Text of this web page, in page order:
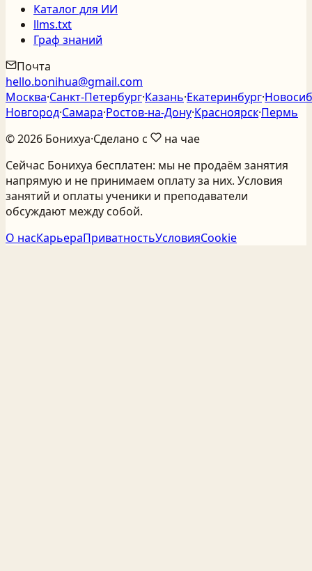
Каталог для ИИ
llms.txt
Граф знаний
Почта
hello.bonihua@gmail.com
Москва·Санкт‑Петербург·Казань·Екатеринбург·
Новгород·Самара·Ростов‑на‑Дону·Красноярск·Пермь
©2026 Бонихуа·Сделано с
на чае
Сейчас Бонихуа бесплатен: мы не продаём занятия
напрямую и не принимаем оплату за них. Условия
занятий и оплаты ученики и преподаватели
обсуждают между собой.
О насКарьераПриватностьУсловияCookie